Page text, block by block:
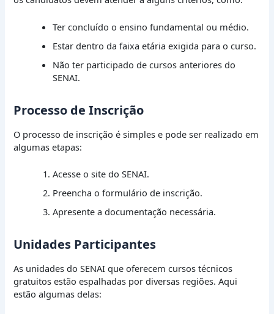
Ter concluído o ensino fundamental ou médio.
Estar dentro da faixa etária exigida para o curso.
Não ter participado de cursos anteriores do
SENAI.
Processo de Inscrição
O processo de inscrição é simples e pode ser realizado em
algumas etapas:
Acesse o site do SENAI.
Preencha o formulário de inscrição.
Apresente a documentação necessária.
Unidades Participantes
As unidades do SENAI que oferecem cursos técnicos
gratuitos estão espalhadas por diversas regiões. Aqui
estão algumas delas: